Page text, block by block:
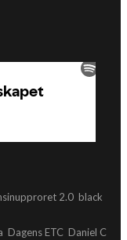
2.0 black
Dagens ETC Daniel C